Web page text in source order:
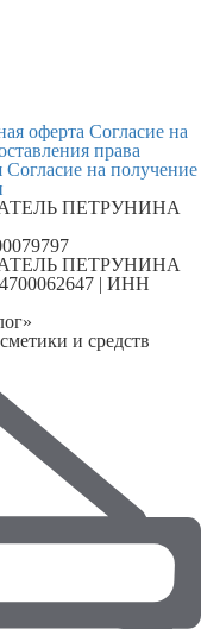
оферта Согласие на
права
Согласие на получение
ПЕТРУНИНА
ПЕТРУНИНА
| ИНН
и средств